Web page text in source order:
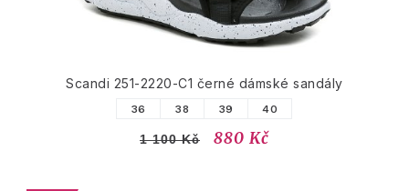
Scandi 251-2220-C1 černé dámské sandály
36 38 39 40
1 100 Kč 880 Kč